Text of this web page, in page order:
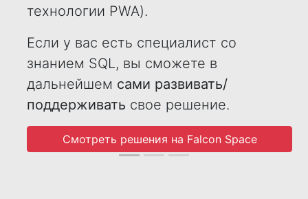
технологии PWA).
Если у вас есть специалист со
знанием SQL, вы сможете в
дальнейшем сами развивать/
поддерживать свое решение.
Смотреть решения на Falcon Space